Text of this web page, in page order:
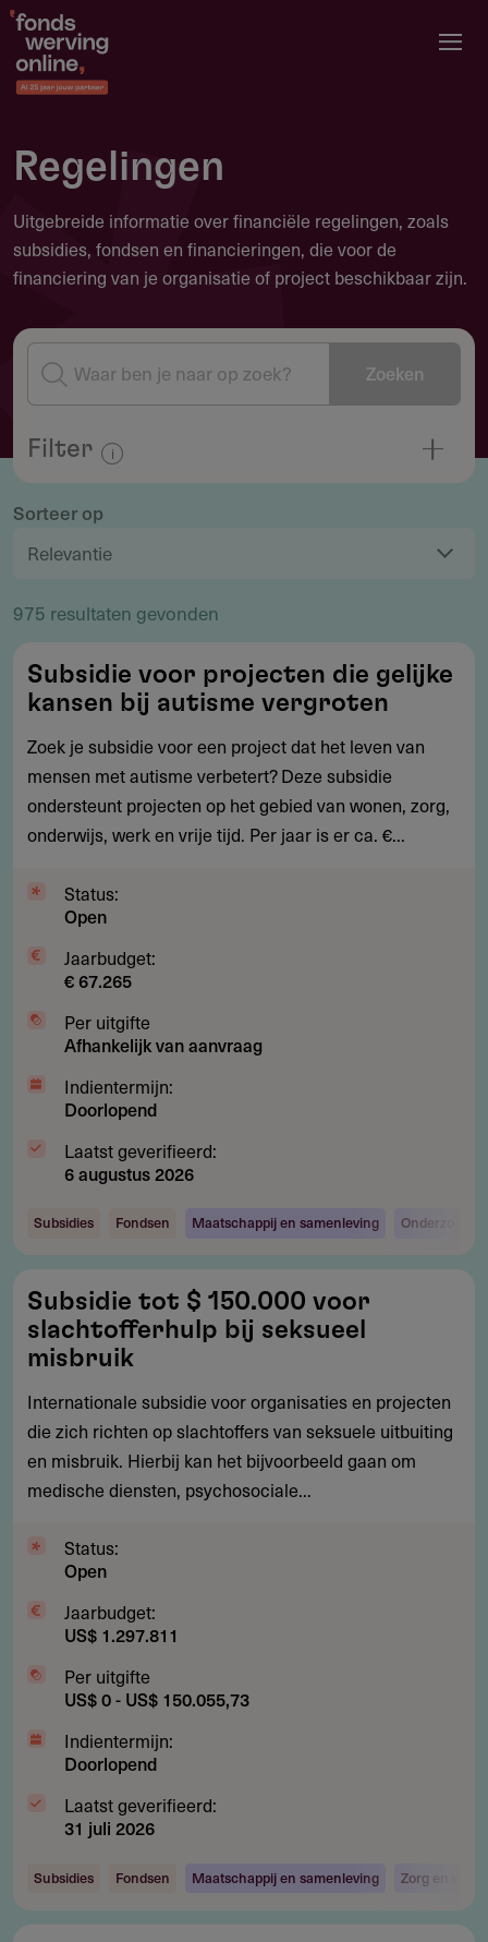
Overslaan
naar
de
gaan
Regelingen
Uitgebreide informatie over financiële regelingen, zoals
subsidies, fondsen en financieringen, die voor de
financiering van je organisatie of project beschikbaar zijn.
Zoeken
Filter
Informatie over filteren
Organisatietype
Activiteiten
Werkingsgebied
Financieringsmethode
Organisatie
Budget
Status
Sorteer op
975 resultaten gevonden
voor
projecten
die
gelijke
kansen
bij
vergroten
Subsidie voor projecten die gelijke
kansen bij autisme vergroten
Zoek je subsidie voor een project dat het leven van
mensen met autisme verbetert? Deze subsidie
ondersteunt projecten op het gebied van wonen, zorg,
onderwijs, werk en vrije tijd. Per jaar is er ca. €...
Status:
Open
Jaarbudget:
€ 67.265
Per uitgifte
Afhankelijk van aanvraag
Indientermijn:
Doorlopend
Laatst geverifieerd:
6 augustus 2026
Subsidies Fondsen Maatschappij en samenleving Onderzoek
tot
$
150.000
voor
slachtofferhulp
bij
seksueel
Subsidie tot $ 150.000 voor
slachtofferhulp bij seksueel
misbruik
Internationale subsidie voor organisaties en projecten
die zich richten op slachtoffers van seksuele uitbuiting
en misbruik. Hierbij kan het bijvoorbeeld gaan om
medische diensten, psychosociale...
Status:
Open
Jaarbudget:
US$ 1.297.811
Per uitgifte
US$ 0 - US$ 150.055,73
Indientermijn:
Doorlopend
Laatst geverifieerd:
31 juli 2026
Subsidies Fondsen Maatschappij en samenleving Zorg en